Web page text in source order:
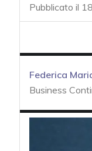
Pubblicato il
Federica
Business